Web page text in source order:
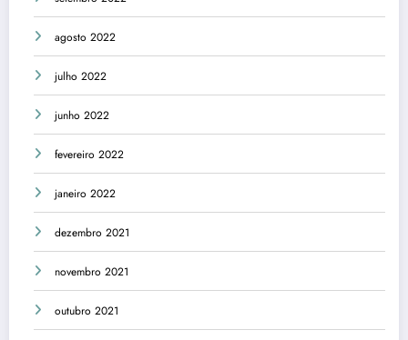
agosto 2022
julho 2022
junho 2022
fevereiro 2022
janeiro 2022
dezembro 2021
novembro 2021
outubro 2021